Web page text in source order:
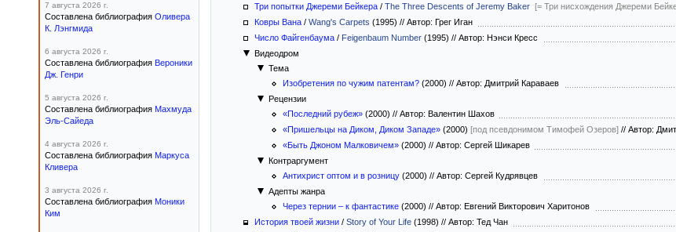
Три попытки Джереми Бейкера / The Three Descents of Jeremy Baker [= Три нисхождения Джереми
Ковры Вана / Wang's Carpets (1995) // Автор: Грег Иган
Число Файгенбаума / Feigenbaum Number (1995) // Автор: Нэнси Кресс
Видеодром
Тема
Изобретения по чужим патентам? (2000) // Автор: Дмитрий Караваев
Рецензии
«Последний рубеж» (2000) // Автор: Валентин Шахов
«Пришельцы на Диком, Диком Западе» (2000) [под псевдонимом Тимофей Озеров] // Автор:
«Быть Джоном Малковичем» (2000) // Автор: Сергей Шикарев
Контраргумент
Антихрист оптом и в розницу (2000) // Автор: Сергей Кудрявцев
Адепты жанра
Через тернии – к фантастике (2000) // Автор: Евгений Викторович Харитонов
История твоей жизни / Story of Your Life (1998) // Автор: Тед Чан
7 августа 2026 г.
Составлена библиография Оливера
К. Лэнгмида
6 августа 2026 г.
Составлена библиография Вероники
Дж. Генри
5 августа 2026 г.
Составлена библиография Махмуда
Эль-Сайеда
4 августа 2026 г.
Составлена библиография Маркуса
Кливера
3 августа 2026 г.
Составлена библиография Моники
Ким